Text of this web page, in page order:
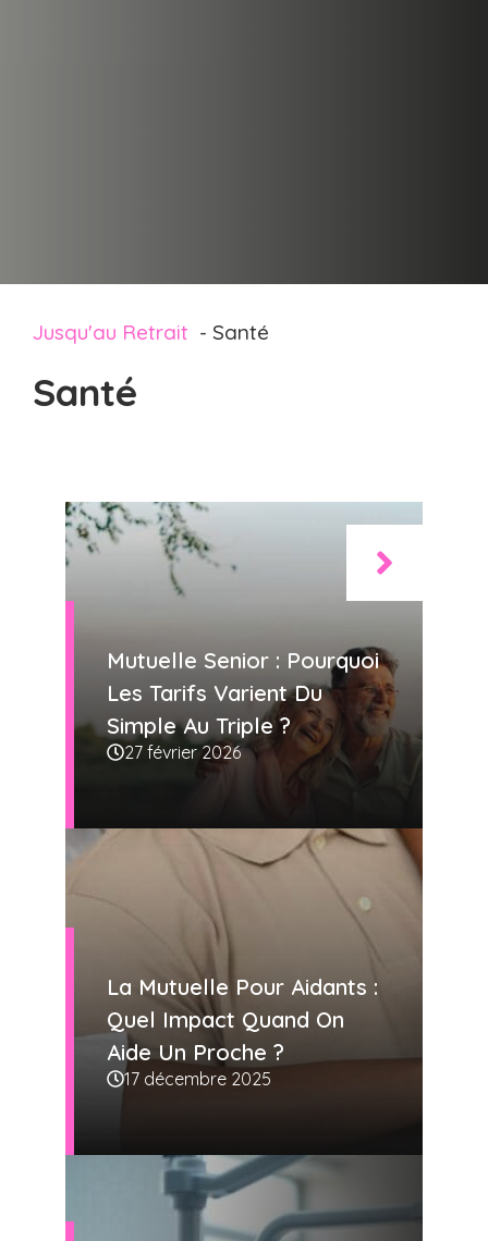
Jusqu'au Retrait Santé
Santé
Mutuelle Senior : Pourquoi
Les Tarifs Varient Du
Simple Au Triple ?
27 février 2026
La Mutuelle Pour Aidants :
Quel Impact Quand On
Aide Un Proche ?
17 décembre 2025